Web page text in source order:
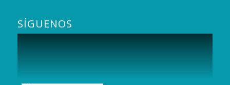
SÍGUENOS